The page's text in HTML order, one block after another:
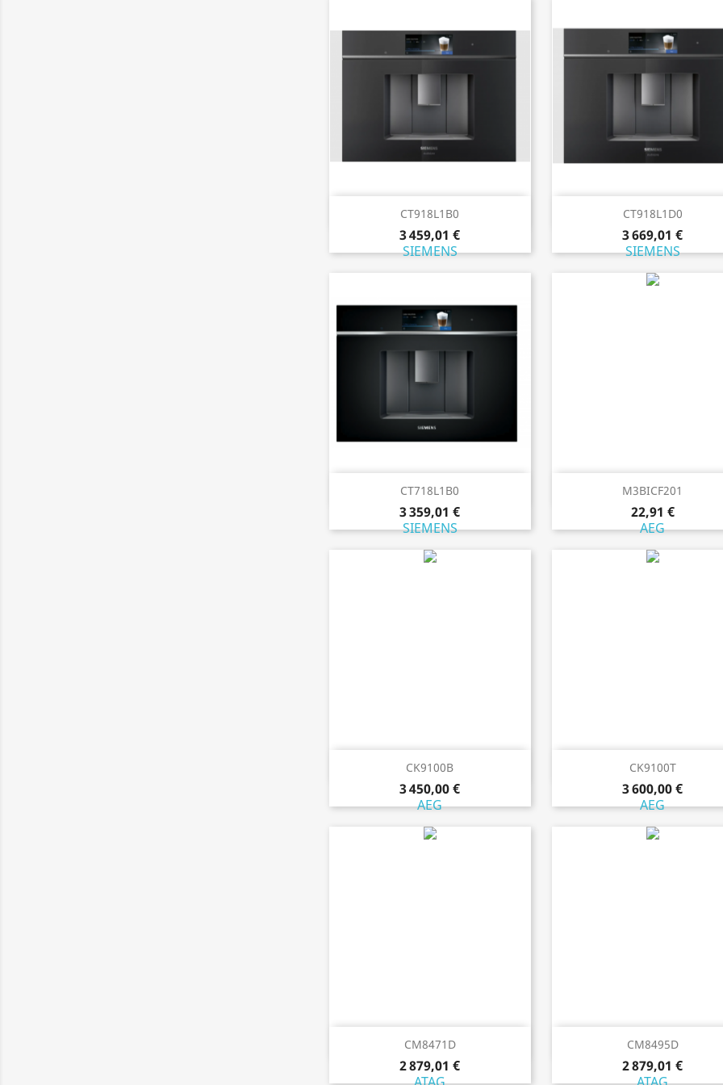
CT918L1B0
3 459,01 €
SIEMENS
Aperçu rapide CT918L1D0
3 669,01 €
SIEMENS
Aperçu rapide
CT718L1B0
3 359,01 €
SIEMENS
Aperçu rapide M3BICF201
22,91 €
AEG
Aperçu rapide
CK9100B
3 450,00 €
AEG
Aperçu rapide CK9100T
3 600,00 €
AEG
Aperçu rapide
CM8471D
2 879,01 €
Aperçu rapide CM8495D
2 879,01 €
Aperçu rapide